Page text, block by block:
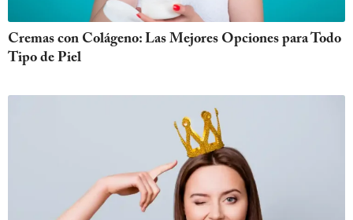
Cremas con Colágeno: Las Mejores Opciones para Todo
Tipo de Piel